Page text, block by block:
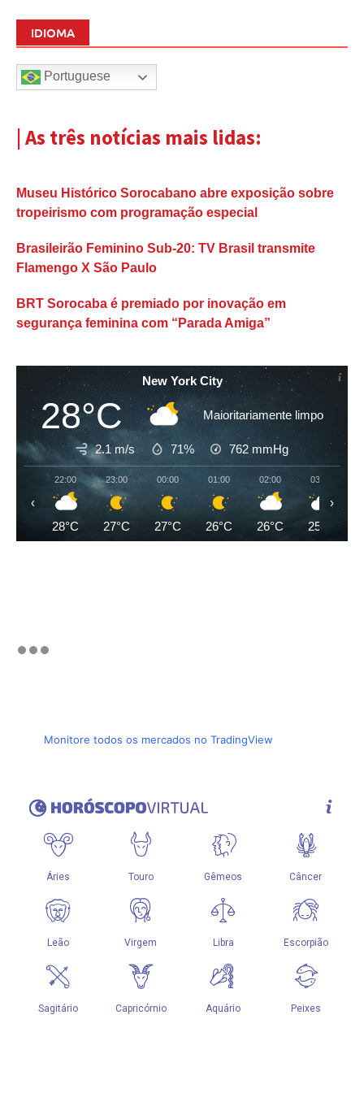
IDIOMA
Portuguese
| As três notícias mais lidas:
Museu Histórico Sorocabano abre exposição sobre
tropeirismo com programação especial
Brasileirão Feminino Sub-20: TV Brasil transmite
Flamengo X São Paulo
BRT Sorocaba é premiado por inovação em
segurança feminina com “Parada Amiga”
New York City
28°C Maioritariamente limpo
2.1 m/s 71% 762 mmHg
22:00
28°C
23:00
27°C
00:00
27°C
01:00
26°C
02:00
26°C
03:00
25°C
‹ ›
Monitore todos os mercados no TradingView